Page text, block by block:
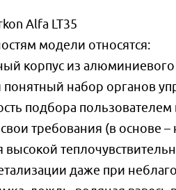
Alfa LT35
модели относятся:
корпус из алюминиевого
понятный набор органов
подбора
требования (в основе
высокой
даже при